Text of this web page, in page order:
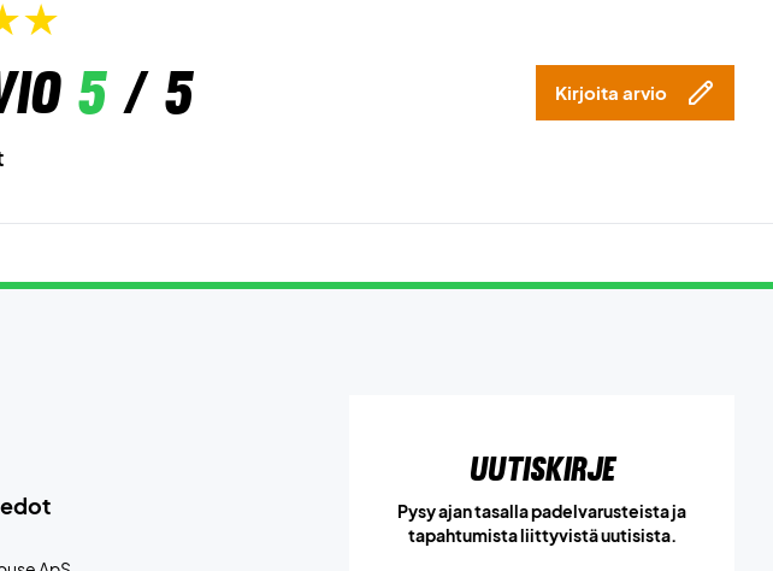
5/ 5 Kirjoita arvio
Uutiskirje
Pysy ajan tasalla padelvarusteista ja
tapahtumista liittyvistä uutisista.